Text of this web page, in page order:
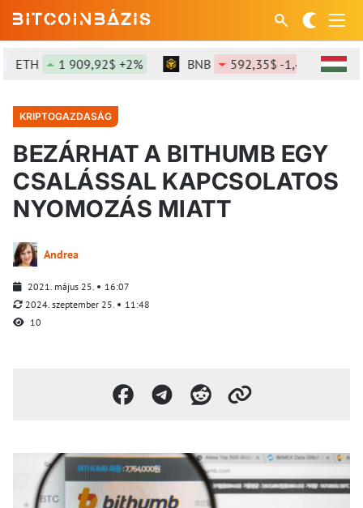
ETH 1 909,92$ +2% BNB 592,35$ -1,43%
KRIPTOGAZDASÁG
BEZÁRHAT A BITHUMB EGY
CSALÁSSAL KAPCSOLATOS
NYOMOZÁS MIATT
Andrea
2021. május 25.
16:07
2024. szeptember 25.
11:48
10